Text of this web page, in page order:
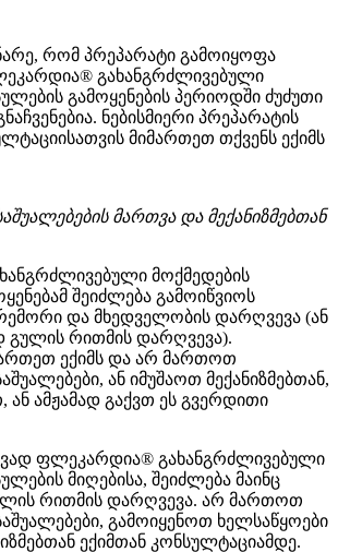
რომ პრეპარატი გამოიყოფა
გახანგრძლივებული
გამოყენების პერიოდში ძუძუთი
ნებისმიერი პრეპარატის
მიმართეთ თქვენს ექიმს
მართვა და მექანიზმებთან
მოქმედების
შეიძლება გამოიწვიოს
და მხედველობის დარღვევა (ან
გულის რითმის დარღვევა).
ექიმს და არ მართოთ
ან იმუშაოთ მექანიზმებთან,
ან ამჟამად გაქვთ ეს გვერდითი
ფლეკარდია® გახანგრძლივებული
მიღებისა, შეიძლება მაინც
რითმის დარღვევა. არ მართოთ
გამოიყენოთ ხელსაწყოები
ექიმთან კონსულტაციამდე.